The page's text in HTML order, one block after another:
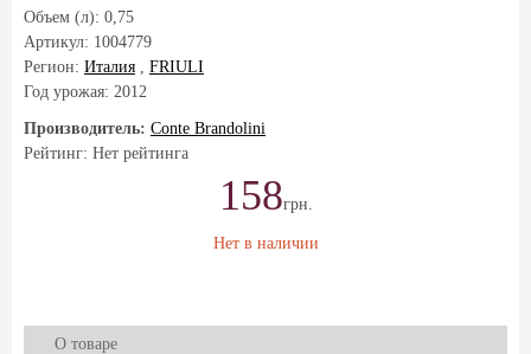
Объем (л): 0,75
Артикул: 1004779
Регион: Италия , FRIULI
Год урожая: 2012
Производитель: Conte Brandolini
Рейтинг: Нет рейтинга
158грн.
Нет в наличии
О товаре